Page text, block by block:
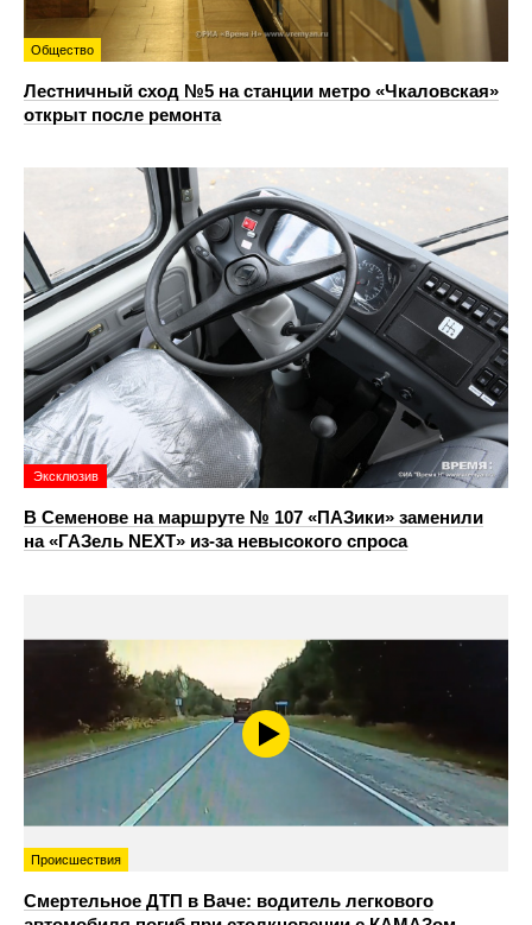
Общество
Лестничный сход №5 на станции метро «Чкаловская»
открыт после ремонта
Эксклюзив
В Семенове на маршруте № 107 «ПАЗики» заменили
на «ГАЗель NEXT» из‑за невысокого спроса
Происшествия
Смертельное ДТП в Ваче: водитель легкового